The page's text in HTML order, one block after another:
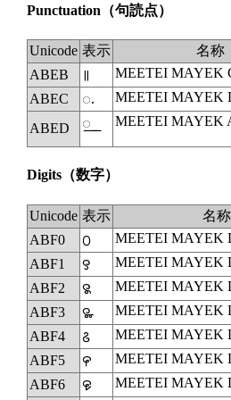
Punctuation （句読点）
Unicode 表示 名称
ABEB
꯫
MEETEI MAYEK
ABEC
꯬ MEETEI MAYEK
ABED ◌꯭ MEETEI MAYEK
Digits （数字）
Unicode 表示
名称
ABF0
꯰
MEETEI MAYEK
ABF1
꯱
MEETEI MAYEK
ABF2
꯲
MEETEI MAYEK
ABF3
꯳
MEETEI MAYEK
ABF4
꯴
MEETEI MAYEK
ABF5
꯵
MEETEI MAYEK
ABF6
꯶
MEETEI MAYEK